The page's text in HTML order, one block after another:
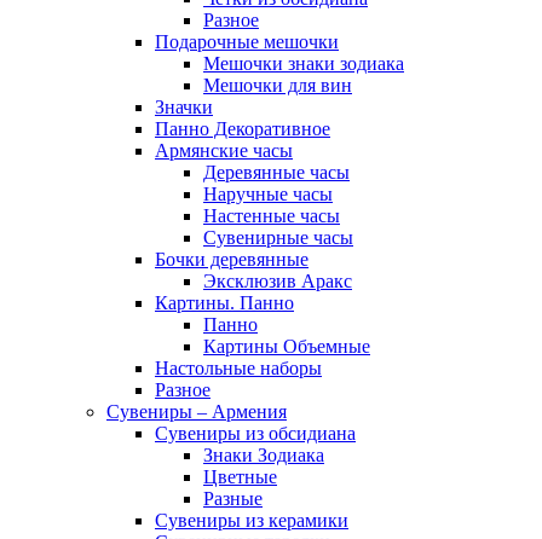
Разное
Подарочные мешочки
Мешочки знаки зодиака
Мешочки для вин
Значки
Панно Декоративное
Армянские часы
Деревянные часы
Наручные часы
Настенные часы
Сувенирные часы
Бочки деревянные
Эксклюзив Аракс
Картины. Панно
Панно
Картины Объемные
Настольные наборы
Разное
Сувениры – Армения
Сувениры из обсидиана
Знаки Зодиака
Цветные
Разные
Сувениры из керамики